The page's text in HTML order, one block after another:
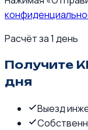
Расчёт за 1 день
Получите
дня
Выезд